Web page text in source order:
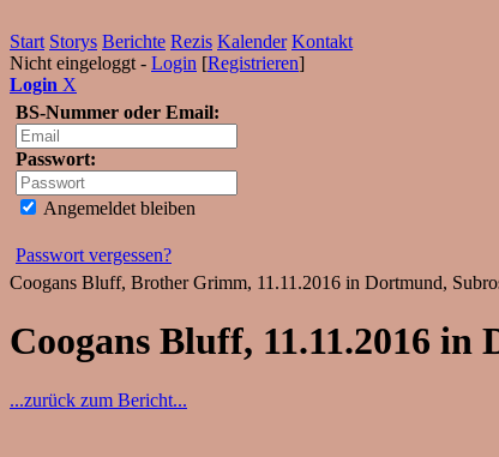
Start Storys Berichte Rezis Kalender Kontakt
Nicht eingeloggt - Login [Registrieren]
Login X
BS-Nummer oder Email:
Passwort:
Angemeldet bleiben
Passwort vergessen?
Coogans Bluff, Brother Grimm, 11.11.2016 in Dortmund,
Coogans Bluff, 11.11.2016 in
...zurück zum Bericht...